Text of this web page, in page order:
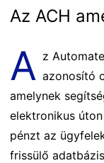
Az ACH
A z
azonosító
amelynek
elektronikus
pénzt az
frissülő